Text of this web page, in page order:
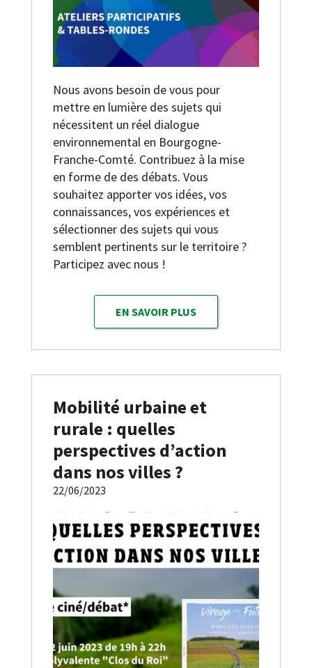
Nous avons besoin de vous pour
mettre en lumière des sujets qui
nécessitent un réel dialogue
environnemental en Bourgogne-
Franche-Comté. Contribuez à la mise
en forme de des débats. Vous
souhaitez apporter vos idées, vos
connaissances, vos expériences et
sélectionner des sujets qui vous
semblent pertinents sur le territoire ?
Participez avec nous !
EN SAVOIR PLUS
Mobilité urbaine et
rurale : quelles
perspectives d’action
dans nos villes ?
22/06/2023